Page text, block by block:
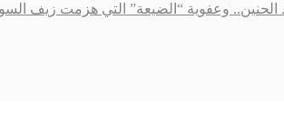
الحنين.. وعفوية “الضيعة” التي هزمت زيف